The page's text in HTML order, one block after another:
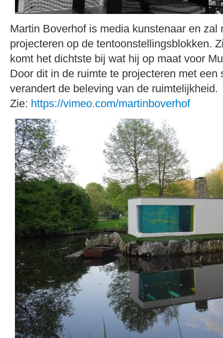
Martin Boverhof is media kunstenaar en zal
projecteren op de tentoonstellingsblokken.
komt het dichtste bij wat hij op maat voor
Door dit in de ruimte te projecteren met een
verandert de beleving van de ruimtelijkheid.
Zie: https://vimeo.com/martinboverhof